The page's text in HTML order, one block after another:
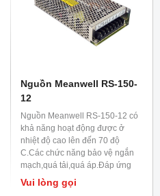
Nguồn Meanwell RS-150-
12
Nguồn Meanwell RS-150-12 có
khả năng hoạt động được ở
nhiệt độ cao lên đến 70 độ
C.Các chức năng bảo vệ ngắn
mạch,quá tải,quá áp.Đáp ứng
được cho ứng dụng chiếu sáng
Vui lòng gọi